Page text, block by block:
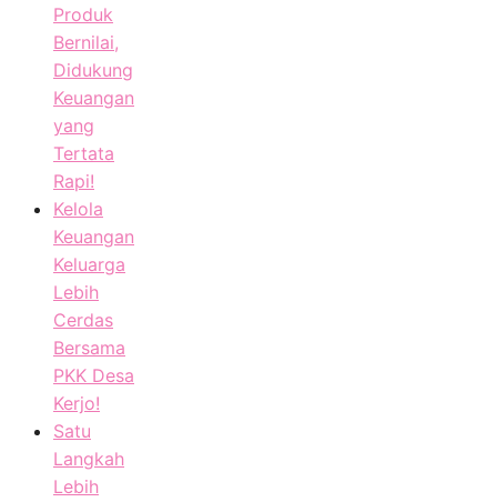
Produk
Bernilai,
Didukung
Keuangan
yang
Tertata
Rapi!
Kelola
Keuangan
Keluarga
Lebih
Cerdas
Bersama
PKK Desa
Kerjo!
Satu
Langkah
Lebih